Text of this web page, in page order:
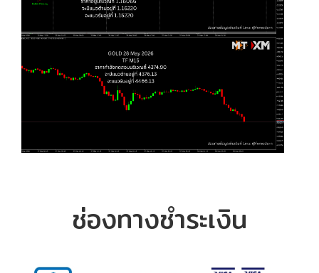
ช่องทางชำระเงิน